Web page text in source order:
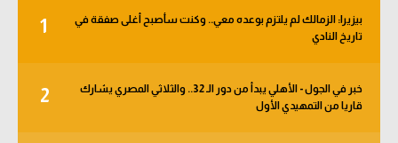
1
بيزيرا: الزمالك لم يلتزم بوعده معي.. وكنت سأصبح أغلى صفقة في
تاريخ النادي
2
خبر في الجول - الأهلي يبدأ من دور الـ 32.. والثلاثي المصري يشارك
قاريا من التمهيدي الأول